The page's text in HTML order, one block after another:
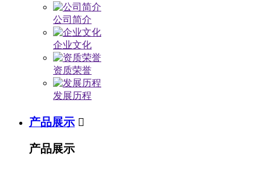
公司简介
企业文化
资质荣誉
发展历程
产品展示 
产品展示